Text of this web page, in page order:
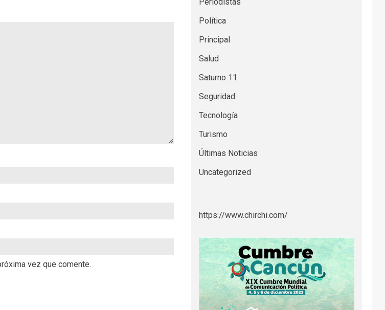
vez que comente.
Política
Principal
Salud
Saturno 11
Seguridad
Tecnología
Turismo
Últimas Noticias
Uncategorized
https://www.chirchi.com/